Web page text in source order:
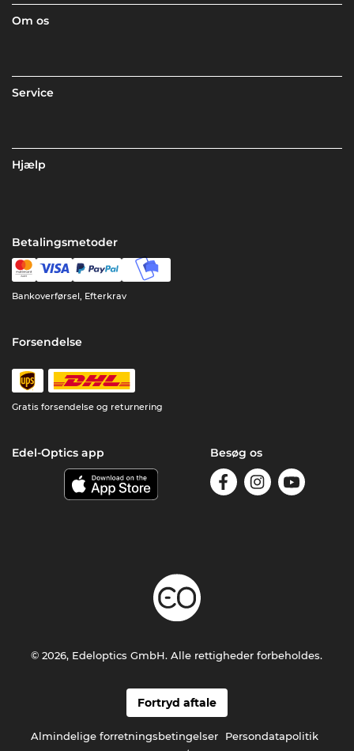
Om os
Service
Hjælp
Betalingsmetoder
Bankoverførsel, Efterkrav
Forsendelse
Gratis forsendelse og returnering
Edel-Optics app Besøg os
Fortryd aftale
Almindelige forretningsbetingelser
Persondatapolitik
© 2026, Edeloptics GmbH. Alle rettigheder forbeholdes.